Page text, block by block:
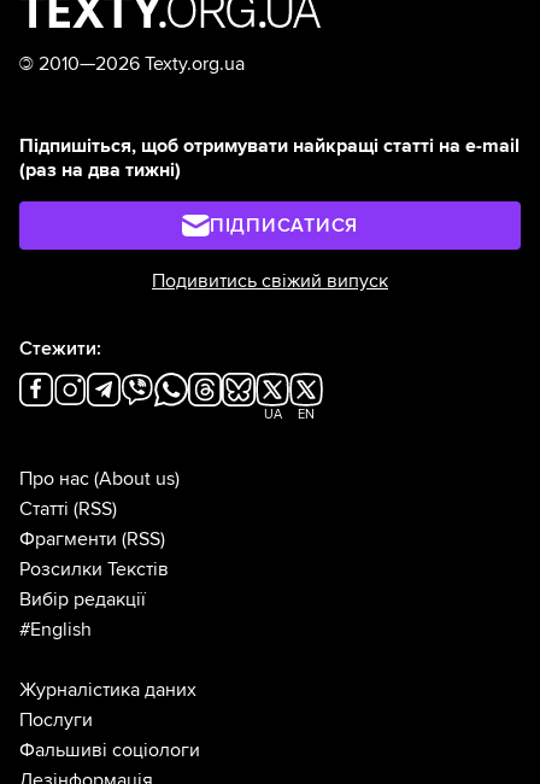
© 2010—2026 Texty.org.ua
Підпишіться, щоб отримувати найкращі статті на e-mail
(раз на два тижні)
ПІДПИСАТИСЯ
Подивитись свіжий випуск
Стежити:
UA EN
Про нас (About us)
Статті (RSS)
Фрагменти (RSS)
Розсилки Текстів
Вибір редакції
#English
Журналістика даних
Послуги
Фальшиві соціологи